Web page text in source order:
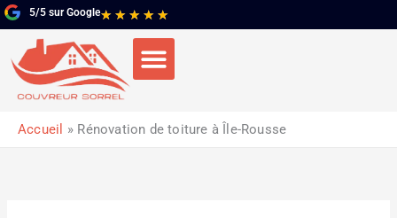
Aller
au
contenu
5/5 sur Google★ ★ ★ ★ ★Noté
5
5
Accueil Rénovation de toiture à Île-Rousse